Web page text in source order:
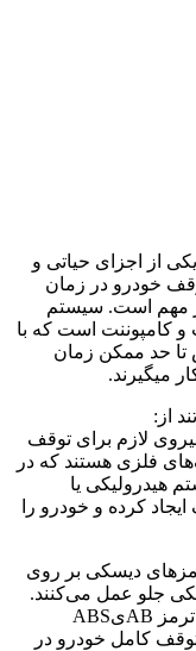
از اجزای حیاتی و
خودرو در زمان
مهم است. سیستم
کامپوننت است که با
تا حد ممکن زمان
میگیرند.
از:
لازم برای توقف
فلزی هستند که در
هیدرولیکی یا
کرده و خودرو را
دیسکی بر روی
جلو عمل می‌کنند.
این ترمزها عموماً در خودروهایی با سیستم ترمز ABیABS
کامل خودرو در